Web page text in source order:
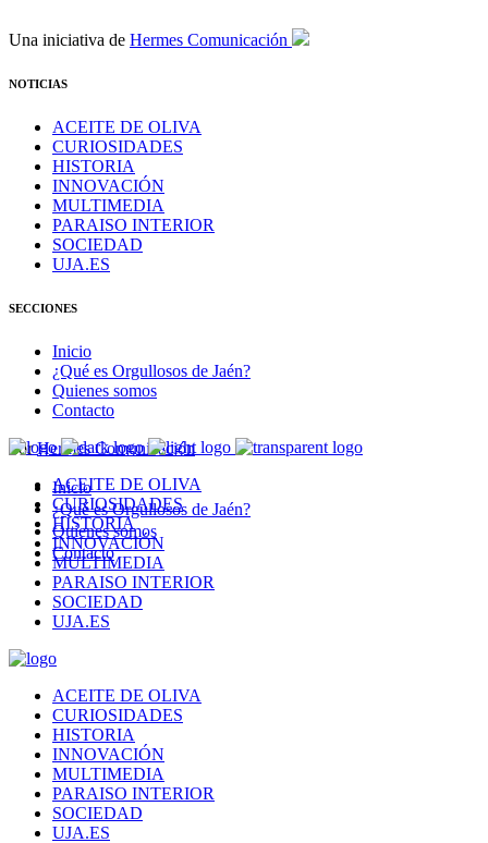
Una iniciativa de Hermes Comunicación
NOTICIAS
ACEITE DE OLIVA
CURIOSIDADES
HISTORIA
INNOVACIÓN
MULTIMEDIA
PARAISO INTERIOR
SOCIEDAD
UJA.ES
SECCIONES
Inicio
¿Qué es Orgullosos de Jaén?
Quienes somos
Contacto
PorHermes Comunicación
Inicio
¿Qué es Orgullosos de Jaén?
Quienes somos
Contacto
ACEITE DE OLIVA
CURIOSIDADES
HISTORIA
INNOVACIÓN
MULTIMEDIA
PARAISO INTERIOR
SOCIEDAD
UJA.ES
ACEITE DE OLIVA
CURIOSIDADES
HISTORIA
INNOVACIÓN
MULTIMEDIA
PARAISO INTERIOR
SOCIEDAD
UJA.ES